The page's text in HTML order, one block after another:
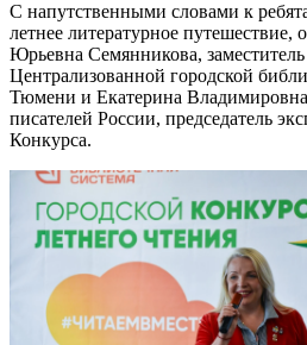
С напутственными словами к
летнее литературное путешествие,
Юрьевна Семянникова, заместитель
Централизованной городской
Тюмени и Екатерина
писателей России, председатель
Конкурса.